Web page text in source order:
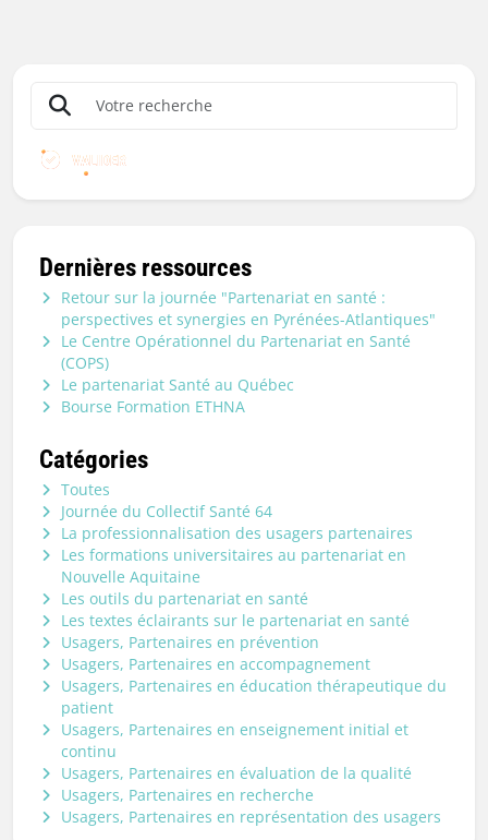
VALIDER
Dernières ressources
Retour sur la journée "Partenariat en santé :
perspectives et synergies en Pyrénées-Atlantiques"
Le Centre Opérationnel du Partenariat en Santé
(COPS)
Le partenariat Santé au Québec
Bourse Formation ETHNA
Catégories
Toutes
Journée du Collectif Santé 64
La professionnalisation des usagers partenaires
Les formations universitaires au partenariat en
Nouvelle Aquitaine
Les outils du partenariat en santé
Les textes éclairants sur le partenariat en santé
Usagers, Partenaires en prévention
Usagers, Partenaires en accompagnement
Usagers, Partenaires en éducation thérapeutique du
patient
Usagers, Partenaires en enseignement initial et
continu
Usagers, Partenaires en évaluation de la qualité
Usagers, Partenaires en recherche
Usagers, Partenaires en représentation des usagers